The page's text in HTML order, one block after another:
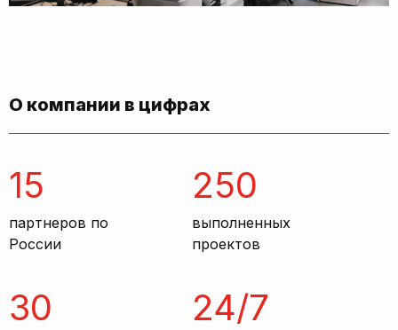
О компании в цифрах
15
партнеров по
России
250
выполненных
проектов
30 24/7